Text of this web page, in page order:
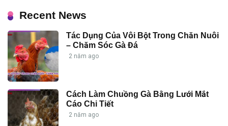
Recent News
Tác Dụng Của Vôi Bột Trong Chăn Nuôi
– Chăm Sóc Gà Đá
2 năm ago
Cách Làm Chuồng Gà Bằng Lưới Mắt
Cáo Chi Tiết
2 năm ago